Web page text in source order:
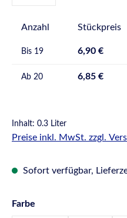
Anzahl Stückpreis
Bis 19 6,90 €
Ab 20 6,85 €
Inhalt: 0.3 Liter
Preise inkl. MwSt. zzgl.
Sofort verfügbar,
Farbe